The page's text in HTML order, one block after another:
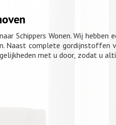
Schippers Wonen. Wij
Naast complete gordijnstoffen
met u door, zodat u